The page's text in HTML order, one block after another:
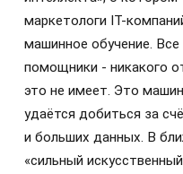
маркетологи IT-
машинное обучение.
помощники - никакого
это не имеет. Это
удаётся добиться за
и больших данных. В
«сильный